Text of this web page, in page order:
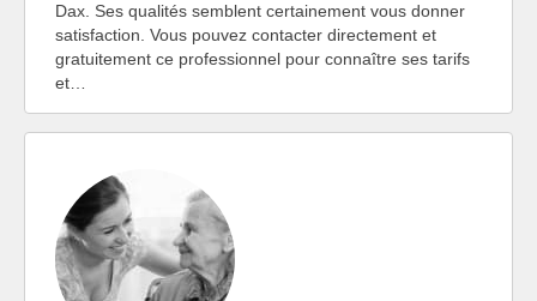
Dax. Ses qualités semblent certainement vous donner
satisfaction. Vous pouvez contacter directement et
gratuitement ce professionnel pour connaître ses tarifs
et…